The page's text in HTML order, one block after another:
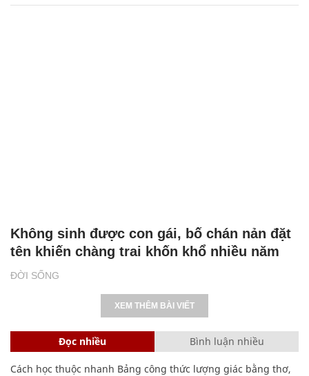
ĐỜI SỐNG
Không sinh được con gái, bố chán nản đặt
tên khiến chàng trai khốn khổ nhiều năm
XEM THÊM BÀI VIẾT
Đọc nhiều Bình luận nhiều
Cách học thuộc nhanh Bảng công thức lượng giác bằng thơ,